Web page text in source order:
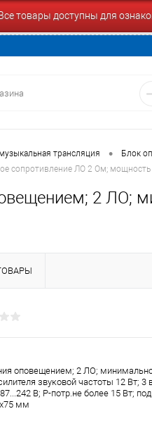
товары доступны для
трансляция • Блок
сопротивление ЛО 2 Ом; мощность
2 ЛО;
оповещением; 2 ЛО;
звуковой частоты 12 Вт; 3
В; P-потр.не более 15 Вт;
мм